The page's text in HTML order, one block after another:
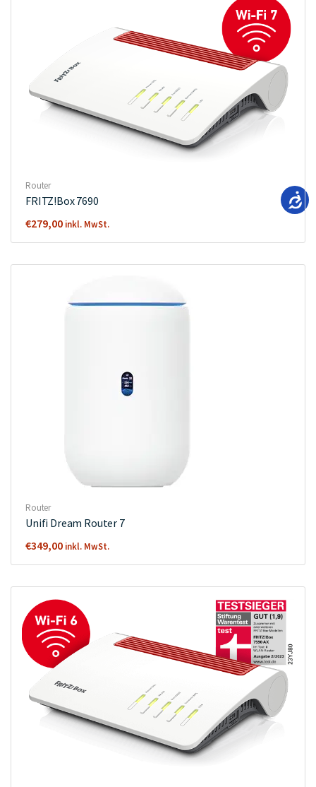
Router
FRITZ!Box 7690
€279,00 inkl. MwSt.
Router
Unifi Dream Router 7
€349,00 inkl. MwSt.